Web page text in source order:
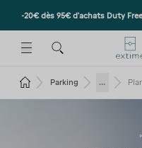
-20€ dès 95€ d’achats Duty
MENU
OUVRIR LE SOUS-MENU
POUR OUVRIR LE SOUS-
Revenir à la page d'accueil
Parking ...